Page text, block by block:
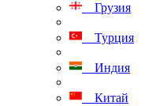
Грузия
Турция
Индия
Китай